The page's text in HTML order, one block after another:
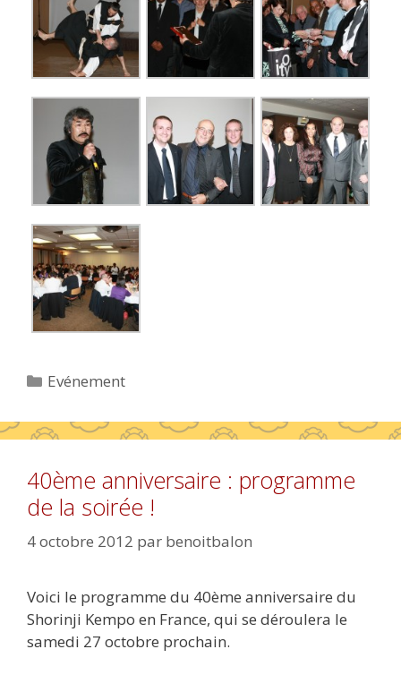
Catégories
Evénement
40ème anniversaire : programme
de la soirée !
4 octobre 2012 par benoitbalon
Voici le programme du 40ème anniversaire du
Shorinji Kempo en France, qui se déroulera le
samedi 27 octobre prochain.